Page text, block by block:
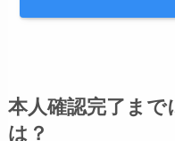
本人確認完了まで
は？